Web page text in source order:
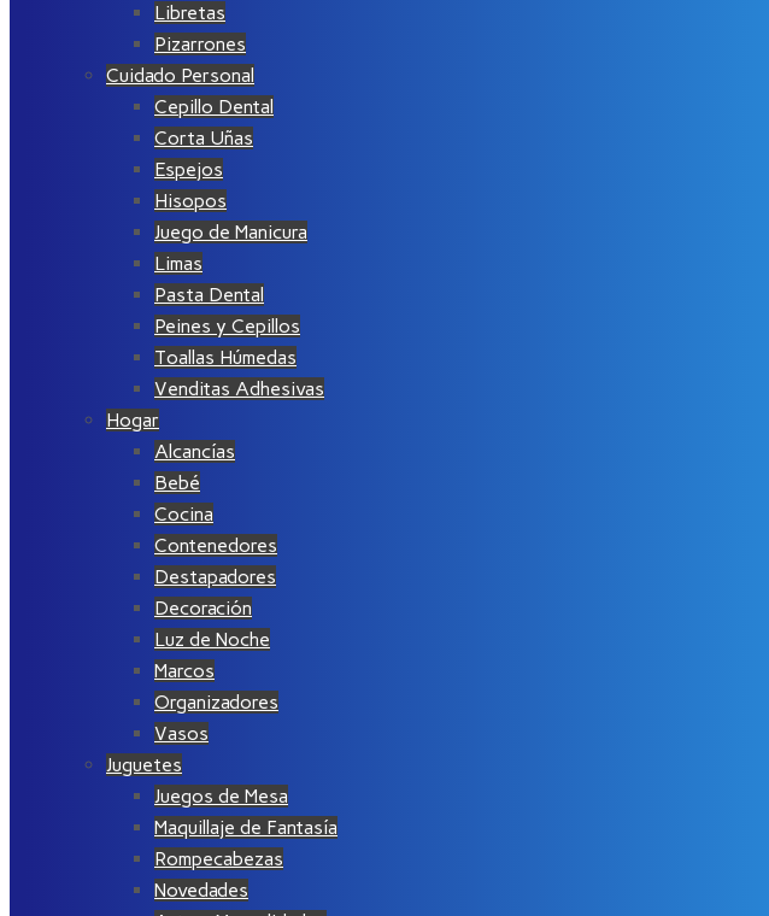
Libretas
Pizarrones
Cuidado Personal
Cepillo Dental
Corta Uñas
Espejos
Hisopos
Juego de Manicura
Limas
Pasta Dental
Peines y Cepillos
Toallas Húmedas
Venditas Adhesivas
Hogar
Alcancías
Bebé
Cocina
Contenedores
Destapadores
Decoración
Luz de Noche
Marcos
Organizadores
Vasos
Juguetes
Juegos de Mesa
Maquillaje de Fantasía
Rompecabezas
Novedades